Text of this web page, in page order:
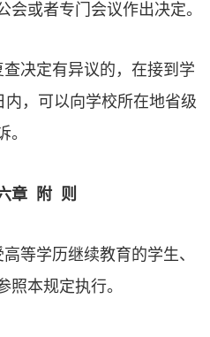
会或者专门会议作出决定。
查决定有异议的，在接到学
内，可以向学校所在地省级
。
章 附 则
等学历继续教育的学生、
照本规定执行。